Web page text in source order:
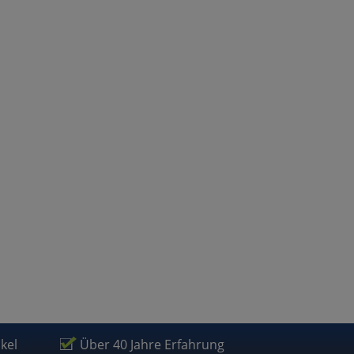
Über 40 Jahre Erfahrung